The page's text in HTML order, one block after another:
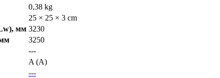
0,38 kg
25 × 25 × 3 cm
мм 3230
3250
---
A (A)
---